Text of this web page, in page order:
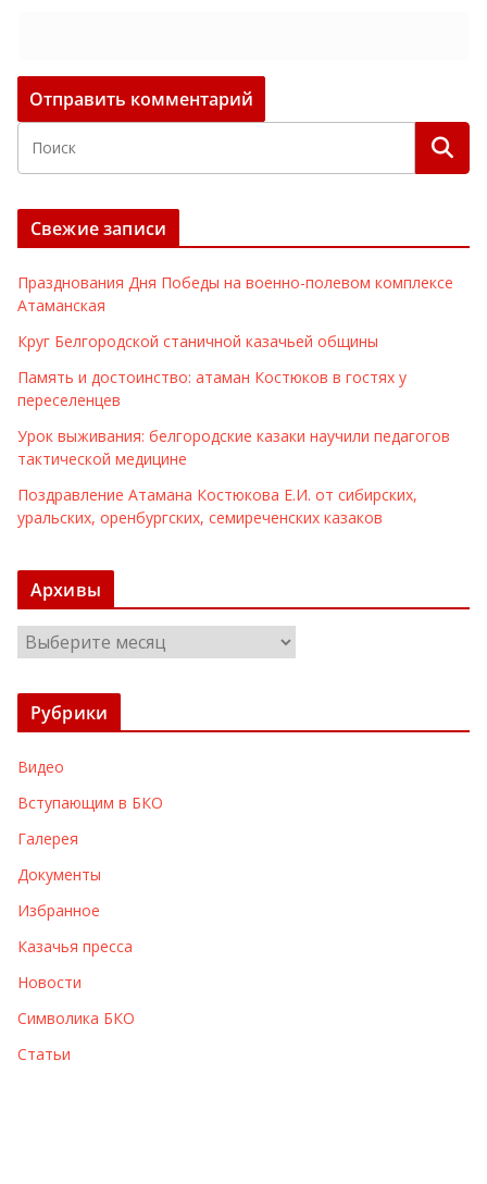
Свежие записи
Празднования Дня Победы на военно-полевом комплексе
Атаманская
Круг Белгородской станичной казачьей общины
Память и достоинство: атаман Костюков в гостях у
переселенцев
Урок выживания: белгородские казаки научили педагогов
тактической медицине
Поздравление Атамана Костюкова Е.И. от сибирских,
уральских, оренбургских, семиреченских казаков
Архивы
р
х
ы
Рубрики
Видео
Вступающим в БКО
Галерея
Документы
Избранное
Казачья пресса
Новости
Символика БКО
Статьи